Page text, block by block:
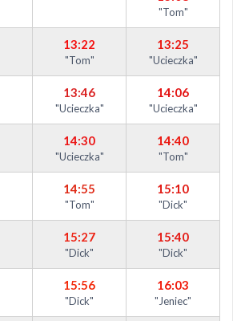
"Tom"
13:22
"Tom"
13:25
"Ucieczka"
13:46
"Ucieczka"
14:06
"Ucieczka"
14:30
"Ucieczka"
14:40
"Tom"
14:55
"Tom"
15:10
"Dick"
15:27
"Dick"
15:40
"Dick"
15:56
"Dick"
16:03
"Jeniec"